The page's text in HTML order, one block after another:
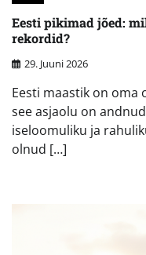
Eesti pikimad jõed:
rekordid?
29. Juuni 2026
Eesti maastik on oma
see asjaolu on
iseloomuliku ja
olnud […]